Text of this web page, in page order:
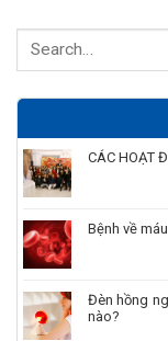
CÁC HOẠT
Bệnh về
Đèn hồng
nào?